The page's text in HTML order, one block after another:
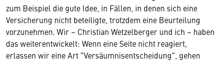
zum Beispiel die gute Idee, in Fällen, in denen sich eine
Versicherung nicht beteiligte, trotzdem eine Beurteilung
vorzunehmen. Wir – Christian Wetzelberger und ich – haben
das weiterentwickelt: Wenn eine Seite nicht reagiert,
erlassen wir eine Art "Versäumnisentscheidung", gehen